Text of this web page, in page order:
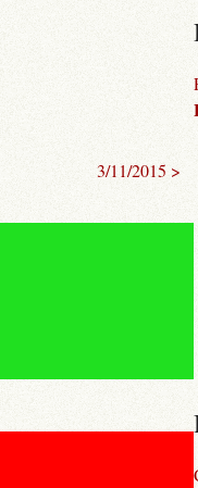
3/11/2015 >